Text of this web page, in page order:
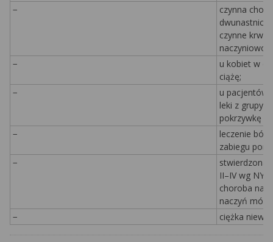
−
czynna
czynne
naczyniowo-
−
u kobiet w
ciążę;
−
u
leki z grupy
pokrzywkę
−
leczenie
zabiegu
−
stwierdzona
II–IV wg
choroba
naczyń
−
ciężka